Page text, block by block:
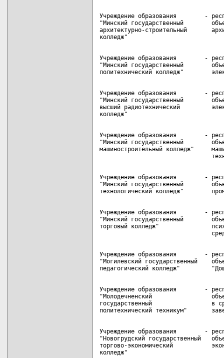
Учреждение образования        -
"Минский государственный
архитектурно-строительный
Учреждение образования        -
"Минский государственный
Учреждение образования        -
"Минский государственный
высший радиотехнический
Учреждение образования        -
"Минский государственный
машиностроительный колледж"
Учреждение образования        -
"Минский государственный
Учреждение образования        -
"Минский государственный
торговый колледж"
Учреждение образования        -
"Могилевский государственный
Учреждение образования        -
"Молодечненский
государственный                 в
Учреждение образования        -
"Новогрудский государственный
торгово-экономический